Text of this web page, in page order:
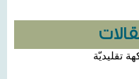
تقليديّة